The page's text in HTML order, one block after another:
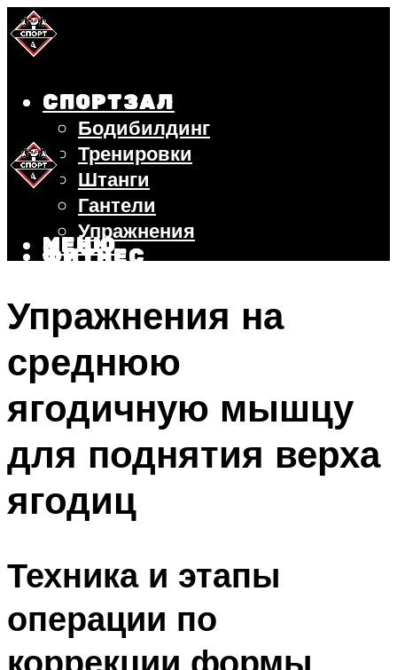
СПОРТЗАЛ
Бодибилдинг
Тренировки
Штанги
Гантели
Упражнения
ФИТНЕС
ВЕЛОСИПЕД
ПОХУДЕНИЕ
МЕНЮ
Упражнения на
среднюю
ягодичную мышцу
для поднятия верха
ягодиц
Техника и этапы
операции по